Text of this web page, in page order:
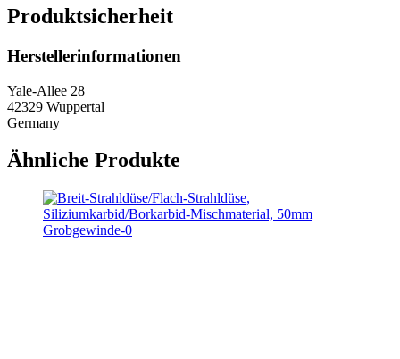
Produktsicherheit
Herstellerinformationen
Yale-Allee 28
42329 Wuppertal
Germany
Ähnliche Produkte